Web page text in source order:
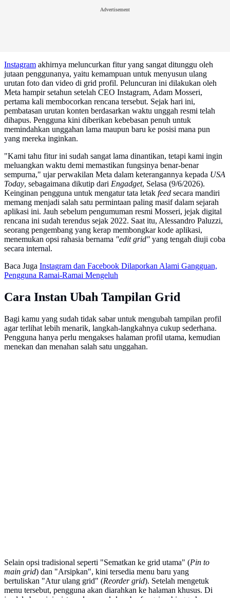
Advertisement
Instagram akhirnya meluncurkan fitur yang sangat ditunggu oleh
jutaan penggunanya, yaitu kemampuan untuk menyusun ulang
urutan foto dan video di grid profil. Peluncuran ini dilakukan oleh
Meta hampir setahun setelah CEO Instagram, Adam Mosseri,
pertama kali membocorkan rencana tersebut. Sejak hari ini,
pembatasan urutan konten berdasarkan waktu unggah resmi telah
dihapus. Pengguna kini diberikan kebebasan penuh untuk
memindahkan unggahan lama maupun baru ke posisi mana pun
yang mereka inginkan.
"Kami tahu fitur ini sudah sangat lama dinantikan, tetapi kami ingin
meluangkan waktu demi memastikan fungsinya benar-benar
sempurna," ujar perwakilan Meta dalam keterangannya kepada USA
Today, sebagaimana dikutip dari Engadget, Selasa (9/6/2026).
Keinginan pengguna untuk mengatur tata letak feed secara mandiri
memang menjadi salah satu permintaan paling masif dalam sejarah
aplikasi ini. Jauh sebelum pengumuman resmi Mosseri, jejak digital
rencana ini sudah terendus sejak 2022. Saat itu, Alessandro Paluzzi,
seorang pengembang yang kerap membongkar kode aplikasi,
menemukan opsi rahasia bernama "edit grid" yang tengah diuji coba
secara internal.
Baca Juga Instagram dan Facebook Dilaporkan Alami Gangguan,
Pengguna Ramai-Ramai Mengeluh
Cara Instan Ubah Tampilan Grid
Bagi kamu yang sudah tidak sabar untuk mengubah tampilan profil
agar terlihat lebih menarik, langkah-langkahnya cukup sederhana.
Pengguna hanya perlu mengakses halaman profil utama, kemudian
menekan dan menahan salah satu unggahan.
Selain opsi tradisional seperti "Sematkan ke grid utama" (Pin to
main grid) dan "Arsipkan", kini tersedia menu baru yang
bertuliskan "Atur ulang grid" (Reorder grid). Setelah mengetuk
menu tersebut, pengguna akan diarahkan ke halaman khusus. Di